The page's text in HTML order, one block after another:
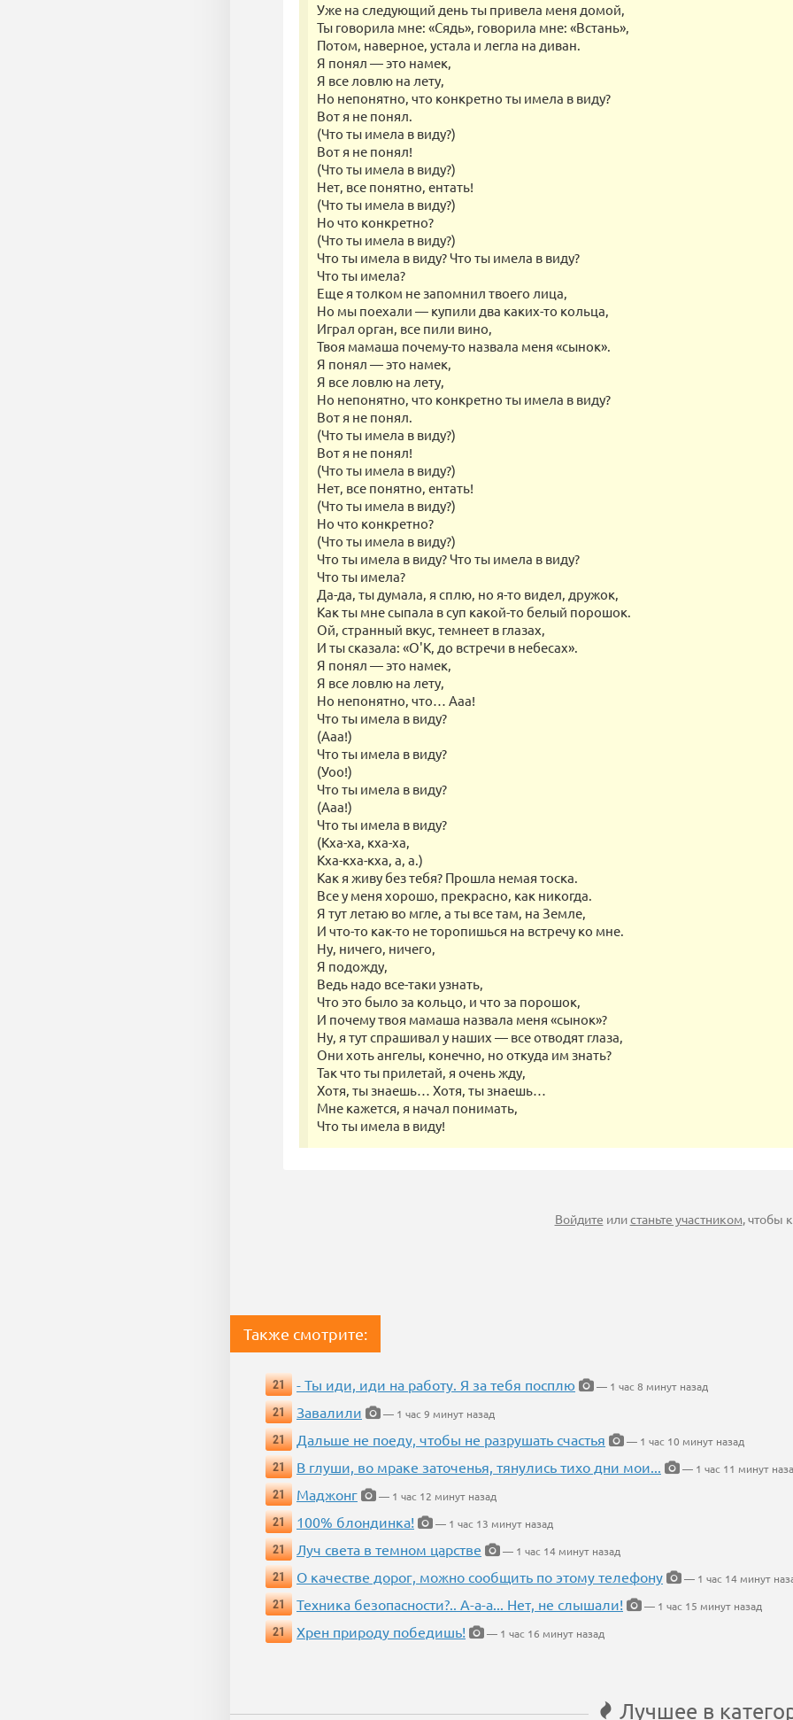
Уже на следующий день ты привела меня домой,
Ты говорила мне: «Сядь», говорила мне: «Встань»,
Потом, наверное, устала и легла на диван.
Я понял — это намек,
Я все ловлю на лету,
Но непонятно, что конкретно ты имела в виду?
Вот я не понял.
(Что ты имела в виду?)
Вот я не понял!
(Что ты имела в виду?)
Нет, все понятно, ентать!
(Что ты имела в виду?)
Но что конкретно?
(Что ты имела в виду?)
Что ты имела в виду? Что ты имела в виду?
Что ты имела?
Еще я толком не запомнил твоего лица,
Но мы поехали — купили два каких-то кольца,
Играл орган, все пили вино,
Твоя мамаша почему-то назвала меня «сынок».
Я понял — это намек,
Я все ловлю на лету,
Но непонятно, что конкретно ты имела в виду?
Вот я не понял.
(Что ты имела в виду?)
Вот я не понял!
(Что ты имела в виду?)
Нет, все понятно, ентать!
(Что ты имела в виду?)
Но что конкретно?
(Что ты имела в виду?)
Что ты имела в виду? Что ты имела в виду?
Что ты имела?
Да-да, ты думала, я сплю, но я-то видел, дружок,
Как ты мне сыпала в суп какой-то белый порошок.
Ой, странный вкус, темнеет в глазах,
И ты сказала: «О'K, до встречи в небесах».
Я понял — это намек,
Я все ловлю на лету,
Но непонятно, что… Ааа!
Что ты имела в виду?
(Ааа!)
Что ты имела в виду?
(Уоо!)
Что ты имела в виду?
(Ааа!)
Что ты имела в виду?
(Кха-ха, кха-ха,
Кха-кха-кха, а, а.)
Как я живу без тебя? Прошла немая тоска.
Все у меня хорошо, прекрасно, как никогда.
Я тут летаю во мгле, а ты все там, на Земле,
И что-то как-то не торопишься на встречу ко мне.
Ну, ничего, ничего,
Я подожду,
Ведь надо все-таки узнать,
Что это было за кольцо, и что за порошок,
И почему твоя мамаша назвала меня «сынок»?
Ну, я тут спрашивал у наших — все отводят глаза,
Они хоть ангелы, конечно, но откуда им знать?
Так что ты прилетай, я очень жду,
Хотя, ты знаешь… Хотя, ты знаешь…
Мне кажется, я начал понимать,
Что ты имела в виду!
Войдите илистаньте участником, чтобы
Также смотрите:
21 - Ты иди, иди на работу. Я за тебя посплю
— 1 час 8 минут назад
21
Завалили
— 1 час 9 минут назад
21
Дальше не поеду, чтобы не разрушать счастья
— 1 час 10 минут назад
21
В глуши, во мраке заточенья, тянулись тихо дни мои...
— 1 час 11 минут
21
Маджонг
— 1 час 12 минут назад
21
100% блондинка!
— 1 час 13 минут назад
21
Луч света в темном царстве
— 1 час 14 минут назад
21
О качестве дорог, можно сообщить по этому телефону
— 1 час 14 минут
21
Техника безопасности?.. А-а-а... Нет, не слышали!
— 1 час 15 минут назад
21
Хрен природу победишь! — 1 час 16 минут назад
Лучшее в